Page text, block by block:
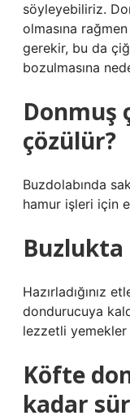
söyleyebiliriz.
olmasına
gerekir, bu da
bozulmasına
Donmuş
çözülür?
Buzdolabında
hamur işleri için
Buzlukta
Hazırladığınız
dondurucuya
lezzetli yemekler
Köfte
kadar